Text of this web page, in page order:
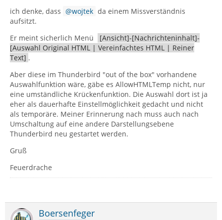
ich denke, dass
wojtek da einem Missverständnis
aufsitzt.
Er meint sicherlich Menü
[Ansicht]-[Nachrichteninhalt]-
[Auswahl Original HTML | Vereinfachtes HTML | Reiner
Text] .
Aber diese im Thunderbird "out of the box" vorhandene
Auswahlfunktion wäre, gäbe es AllowHTMLTemp nicht, nur
eine umständliche Krückenfunktion. Die Auswahl dort ist ja
eher als dauerhafte Einstellmöglichkeit gedacht und nicht
als temporäre. Meiner Erinnerung nach muss auch nach
Umschaltung auf eine andere Darstellungsebene
Thunderbird neu gestartet werden.
Gruß
Feuerdrache
Boersenfeger